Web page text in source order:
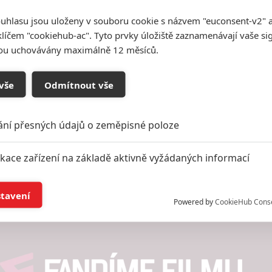
další aktéry filmu
galerie
jsou uloženy v souboru cookie s názvem "euconsent-v2"
"cookiehub-ac". Tyto prvky úložiště zaznamenávají vaše
uchovávány maximálně 12 měsíců.
Odmítnout vše
přesných údajů o zeměpisné poloze
zařízení na základě aktivně vyžádaných informací
a/nebo přístup k informacím v zařízení
založená na omezených údajích a měření reklamy
obsah, měření obsahu, průzkum publika a vývoj
Powered byCookieHub